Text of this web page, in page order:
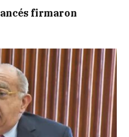
firmaron